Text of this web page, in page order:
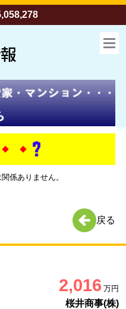
賃貸
係ありません。
戻る
2,016 万円
桜井商事(株)